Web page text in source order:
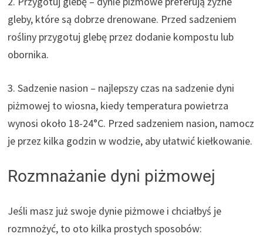
gleby, które są dobrze drenowane. Przed sadzeniem
rośliny przygotuj glebę przez dodanie kompostu lub
obornika.
3. Sadzenie nasion – najlepszy czas na sadzenie dyni
piżmowej to wiosna, kiedy temperatura powietrza
wynosi około 18-24°C. Przed sadzeniem nasion, namocz
je przez kilka godzin w wodzie, aby ułatwić kiełkowanie.
Rozmnażanie dyni piżmowej
Jeśli masz już swoje dynie piżmowe i chciałbyś je
rozmnożyć, to oto kilka prostych sposobów: